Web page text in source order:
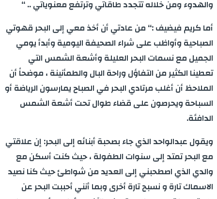
والهدوء ومن خلاله تتجدد طاقاتي وترتفع معنوياتي .. ‘‘
أما كريم فيضيف :‘‘ من عادتي أن أخذ معي إلى البحر قهوتي
الصباحية وأواظب على شراء الصحيفة اليومية وأبدأ يومي
الجميل مع نسمات البحر العليلة وأشعة الشمس التي
تعطينا الكثير من التفاؤل وراحة البال والطمأنينة ، موضحاً أن
الملاحظ أن أغلب مرتادي البحر في الصباح يمارسون الرياضة أو
السباحة ويحرصون على قضاء طوال تحت أشعة الشمس
الدافئة.
ويقول عبدالواحد الذي جاء بصحبة أبنائه إلى البحر: إن علاقتي
مع البحر تمتد إلى سنوات الطفولة ، حيث كنت أسكن مع
والدي الذي اصطحبني إلى العديد من شواطئ حيث كنا نصيد
الاسماك تارة و نسبح تارة أخرى وبما أنني أحببت البحر عن